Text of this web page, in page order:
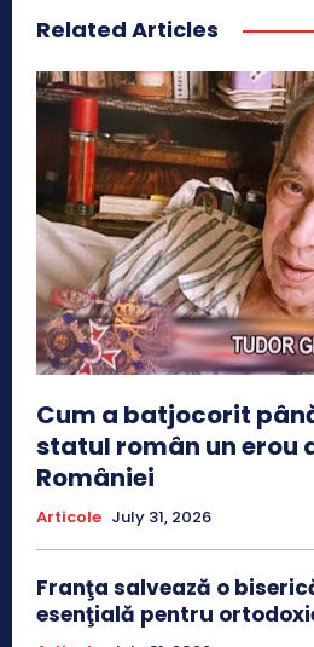
Related Articles
Cum a batjocorit
statul român un erou
României
Articole July 31, 2026
Franţa salvează o
esenţială pentru